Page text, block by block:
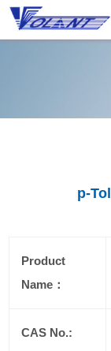
p-
Product
Name：
CAS No.: